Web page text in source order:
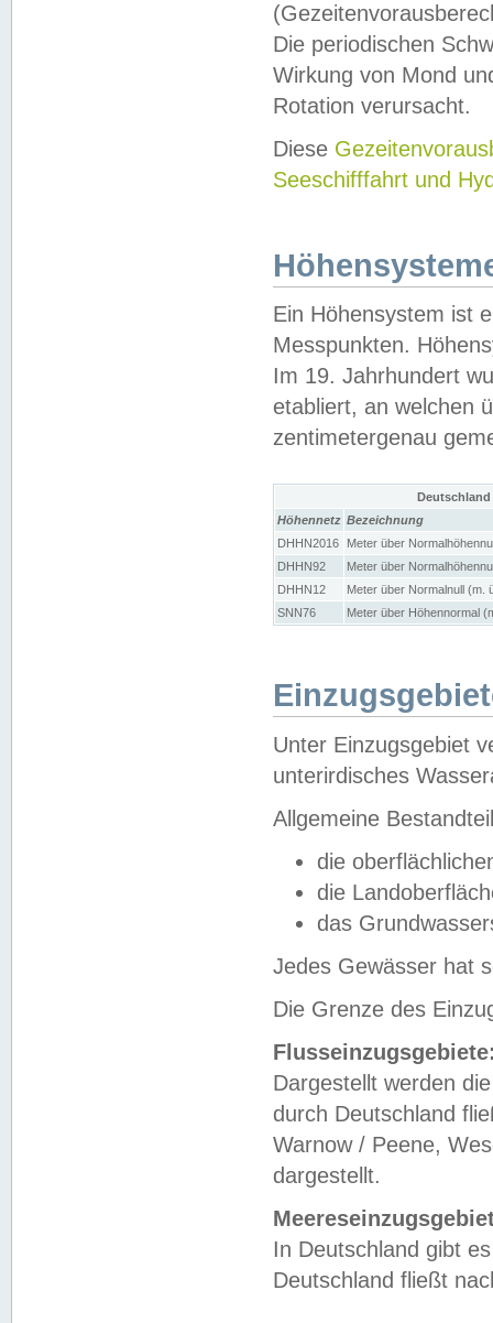
Die periodischen
Wirkung von Mond
Rotation verursacht.
Diese
Seeschifffahrt und
Ein Höhensystem ist
Messpunkten.
Im 19. Jahrhundert
etabliert, an welchen
zentimetergenau
Höhennetz Bezeichnung
DHHN2016
Meter über
DHHN92
Meter über
DHHN12
Meter über Normalnull (m.
SNN76
Meter über Höhennormal
Unter Einzugsgebiet
unterirdisches
Allgemeine
die
die
das
Jedes Gewässer hat
Die Grenze des
Dargestellt werden
durch Deutschland
Warnow / Peene,
dargestellt.
In Deutschland gibt
Deutschland fließt